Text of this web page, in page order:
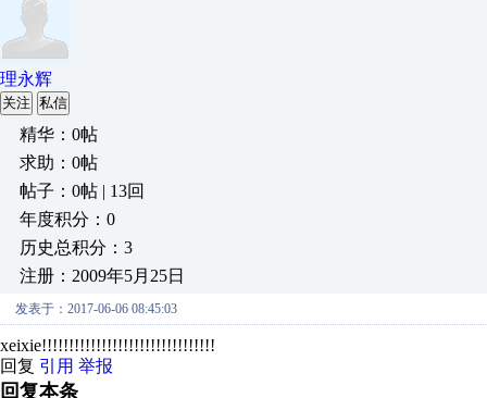
理永辉
关注 私信
精华：0帖
求助：0帖
帖子：0帖 | 13回
年度积分：0
历史总积分：3
注册：2009年5月25日
发表于：2017-06-06 08:45:03
xeixie!!!!!!!!!!!!!!!!!!!!!!!!!!!!!!!!
回复 引用 举报
回复本条